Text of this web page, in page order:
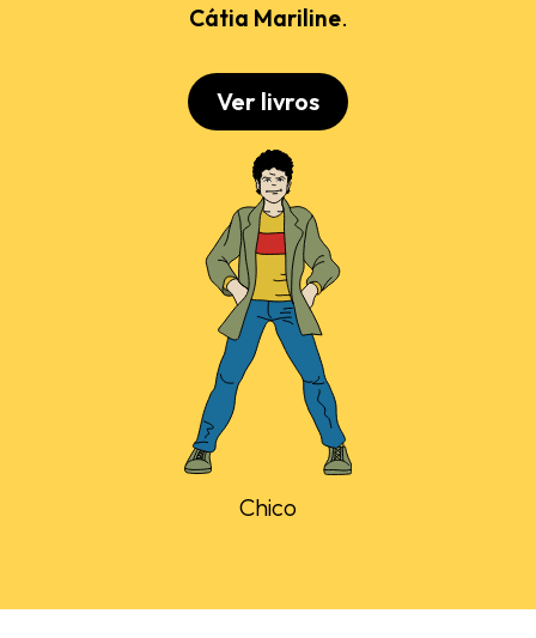
Cátia Mariline.
Ver livros
Chico